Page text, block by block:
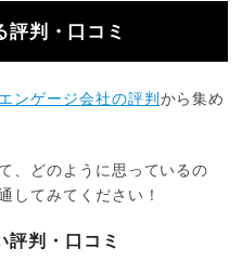
評判・口コミ
エンゲージ会社の評判 から集め
、どのように思っているの
してみてください！
評判・口コミ